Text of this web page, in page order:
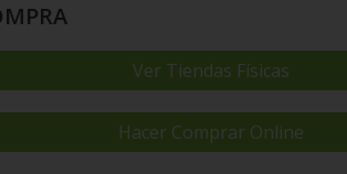
Ver Tiendas Físicas
Hacer Comprar Online